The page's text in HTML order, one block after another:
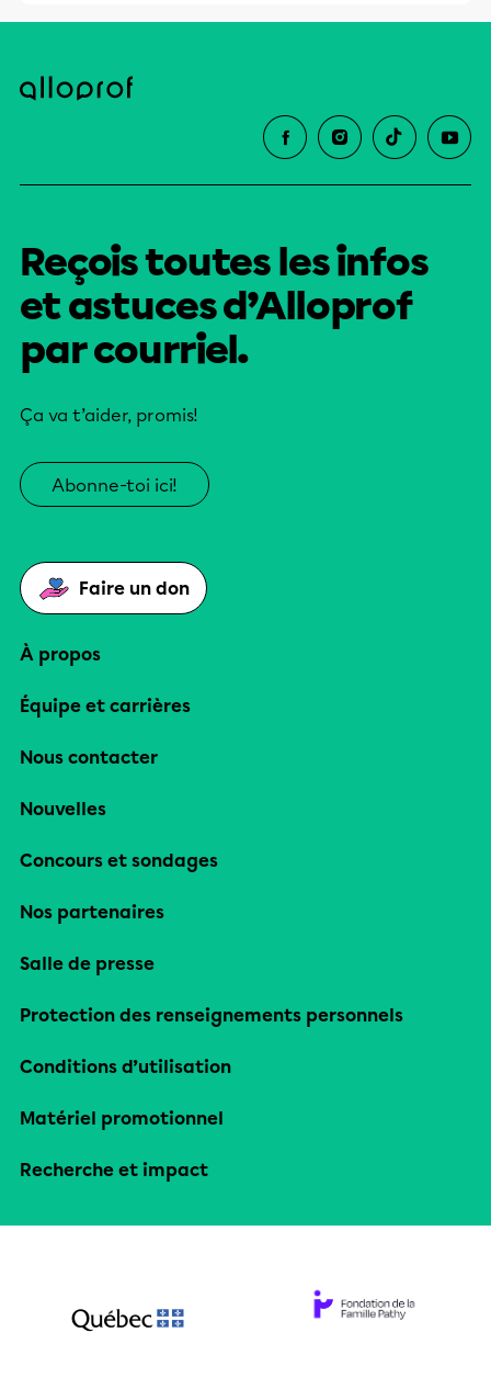
Reçois toutes les infos
et astuces d’Alloprof
par courriel.
Ça va t’aider, promis!
Abonne-toi ici!
Faire un don
À propos
Équipe et carrières
Nous contacter
Nouvelles
Concours et sondages
Nos partenaires
Salle de presse
Protection des renseignements personnels
Conditions d’utilisation
Matériel promotionnel
Recherche et impact